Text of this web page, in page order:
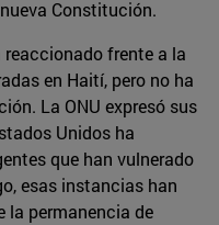
Constitución.
frente a la
en Haití, pero no ha
La ONU expresó sus
Unidos ha
que han vulnerado
esas instancias han
la permanencia de